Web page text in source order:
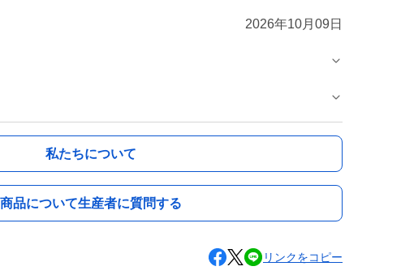
2026年10月09日
私たちについて
商品について生産者に質問する
リンクをコピー